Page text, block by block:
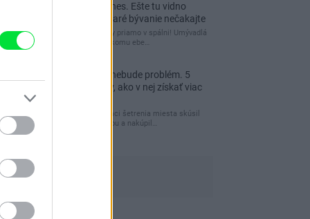
domáceho chráni i dnes. Ešte tu vidno
kamenné múry, no staré bývanie nečakajte
čakám kedy budú wc misy priamo v spálni! Umývadlá
už sú štandardom! Tu niekomu ebe…
Re: Tesná spálňa už nebude problém. 5
praktických nápadov, ako v nej získať viac
úložného miesta
Ja som pred časom v rámci šetrenia miesta skúsil
využiť priestor pod posteľou a nakúpil…